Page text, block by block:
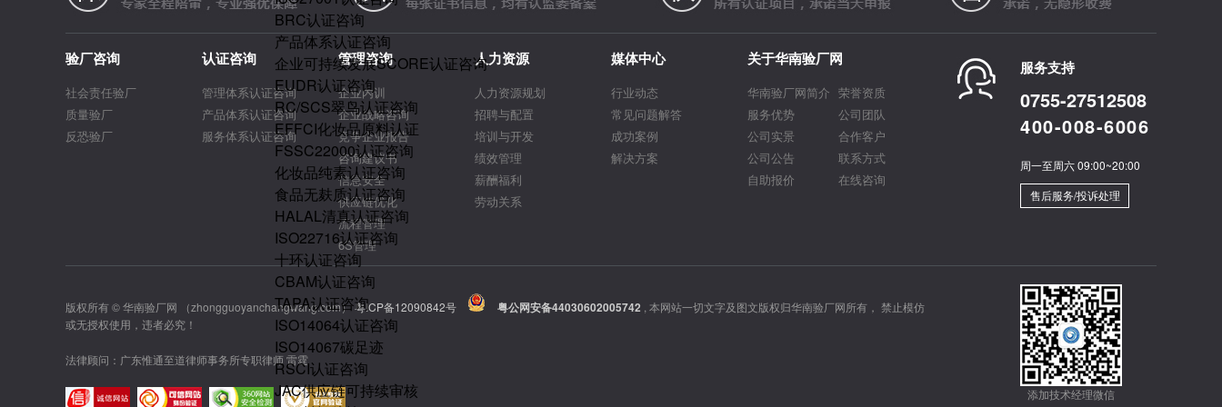
BRC认证咨询
产品体系认证咨询
企业可持续发展SCORE认证咨询
EUDR认证咨询
RC/SCS翠鸟认证咨询
EFFCI化妆品原料认证
FSSC22000认证咨询
化妆品纯素认证咨询
食品无麸质认证咨询
HALAL清真认证咨询
ISO22716认证咨询
十环认证咨询
CBAM认证咨询
TAPA认证咨询
ISO14064认证咨询
ISO14067碳足迹
RSCI认证咨询
JAC供应链可持续审核
验厂咨询
社会责任验厂
质量验厂
反恐验厂
认证咨询
管理体系认证咨询
产品体系认证咨询
服务体系认证咨询
管理咨询
企业内训
企业战略咨询
竞争企业报告
咨询建议书
信息安全
供应链优化
流程管理
6S管理
人力资源
人力资源规划
招聘与配置
培训与开发
绩效管理
薪酬福利
劳动关系
媒体中心
行业动态
常见问题解答
成功案例
解决方案
关于华南验厂网
华南验厂网简介 荣誉资质
服务优势
公司团队
公司实景
合作客户
公司公告
联系方式
自助报价
在线咨询
服务支持
0755-27512508
400-008-6006
周一至周六 09:00~20:00
售后服务/投诉处理
版权所有 © 华南验厂网 （zhongguoyanchangwang.com）粤ICP备12090842号 粤公网安备44030602005742 , 本网站一切文字及图文版权归华南验厂网所有， 禁止模仿
或无授权使用，违者必究！
法律顾问：广东惟通至道律师事务所专职律师 雷霆
添加技术经理微信